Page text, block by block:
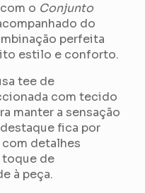
o Conjunto
do
perfeita
estilo e conforto.
tee de
com tecido
manter a sensação
fica por
detalhes
toque de
à peça.